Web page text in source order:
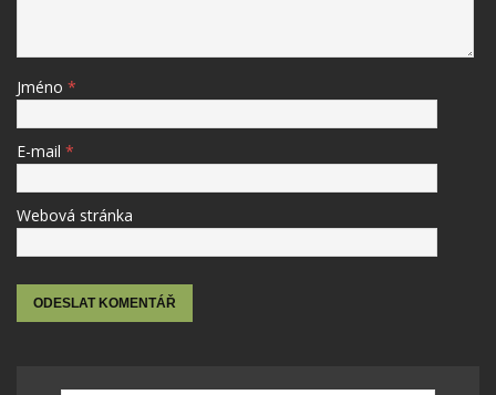
Jméno *
E-mail *
Webová stránka